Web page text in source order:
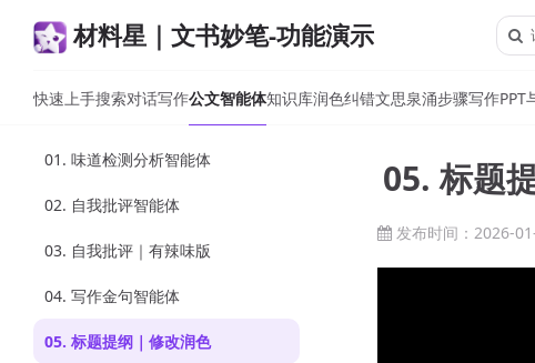
材料星｜文书妙笔-功能演示
快速上手搜索对话写作公文智能体知识库润色纠错文思泉涌步骤写作PPT
01. 味道检测分析智能体
02. 自我批评智能体
03. 自我批评｜有辣味版
04. 写作金句智能体
05. 标题提纲｜修改润色
05. 标题
发布时间：2026-